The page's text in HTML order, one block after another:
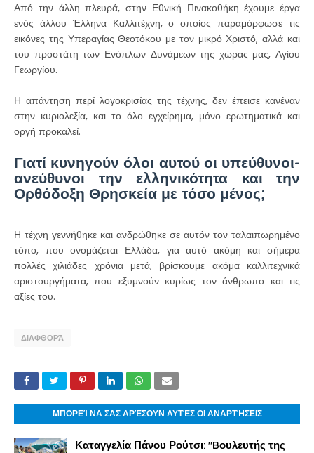
Από την άλλη πλευρά, στην Εθνική Πινακοθήκη έχουμε έργα
ενός άλλου Έλληνα Καλλιτέχνη, ο οποίος παραμόρφωσε τις
εικόνες της Υπεραγίας Θεοτόκου με τον μικρό Χριστό, αλλά και
του προστάτη των Ενόπλων Δυνάμεων της χώρας μας, Αγίου
Γεωργίου.
Η απάντηση περί λογοκρισίας της τέχνης, δεν έπεισε κανέναν
στην κυριολεξία, και το όλο εγχείρημα, μόνο ερωτηματικά και
οργή προκαλεί.
Γιατί κυνηγούν όλοι αυτού οι υπεύθυνοι-
ανεύθυνοι την ελληνικότητα και την
Ορθόδοξη Θρησκεία με τόσο μένος;
Η τέχνη γεννήθηκε και ανδρώθηκε σε αυτόν τον ταλαιπωρημένο
τόπο, που ονομάζεται Ελλάδα, για αυτό ακόμη και σήμερα
πολλές χιλιάδες χρόνια μετά, βρίσκουμε ακόμα καλλιτεχνικά
αριστουργήματα, που εξυμνούν κυρίως τον άνθρωπο και τις
αξίες του.
ΔΙΑΦΘΟΡΆ
ΜΠΟΡΕΊ ΝΑ ΣΑΣ ΑΡΈΣΟΥΝ ΑΥΤΈΣ ΟΙ ΑΝΑΡΤΉΣΕΙΣ
Καταγγελία Πάνου Ρούτσι: "Bουλευτής της